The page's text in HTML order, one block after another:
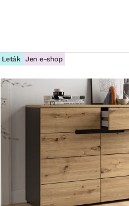
1 x kovová výsuvná
využití jako botník
rozměry: 80×50×27 cm
Leták Jen e-shop